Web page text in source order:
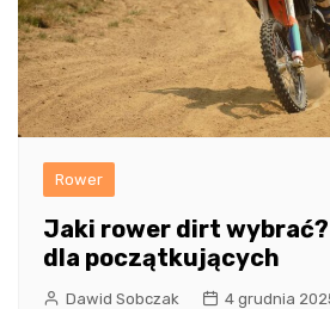
Rower
Jaki rower dirt
dla początkujących
Dawid Sobczak 4 grudnia